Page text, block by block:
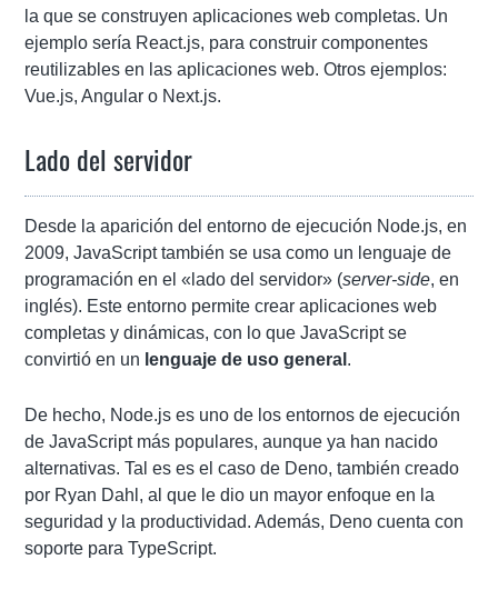
la que se construyen aplicaciones web completas. Un
ejemplo sería React.js, para construir componentes
reutilizables en las aplicaciones web. Otros ejemplos:
Vue.js, Angular o Next.js.
Lado del servidor
Desde la aparición del entorno de ejecución Node.js, en
2009, JavaScript también se usa como un lenguaje de
programación en el «lado del servidor» (server-side, en
inglés). Este entorno permite crear aplicaciones web
completas y dinámicas, con lo que JavaScript se
convirtió en un lenguaje de uso general .
De hecho, Node.js es uno de los entornos de ejecución
de JavaScript más populares, aunque ya han nacido
alternativas. Tal es es el caso de Deno, también creado
por Ryan Dahl, al que le dio un mayor enfoque en la
seguridad y la productividad. Además, Deno cuenta con
soporte para TypeScript.